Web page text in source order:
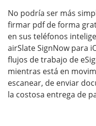
No podría ser más
firmar pdf de forma
en sus teléfonos
airSlate SignNow para
flujos de trabajo de
mientras está en
escanear, de enviar
la costosa entrega de